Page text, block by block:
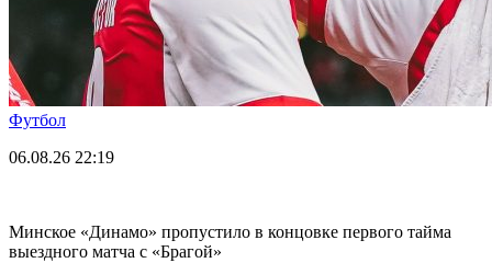
Футбол
06.08.26 22:19
Минское «Динамо» пропустило в концовке первого тайма
выездного матча с «Брагой»